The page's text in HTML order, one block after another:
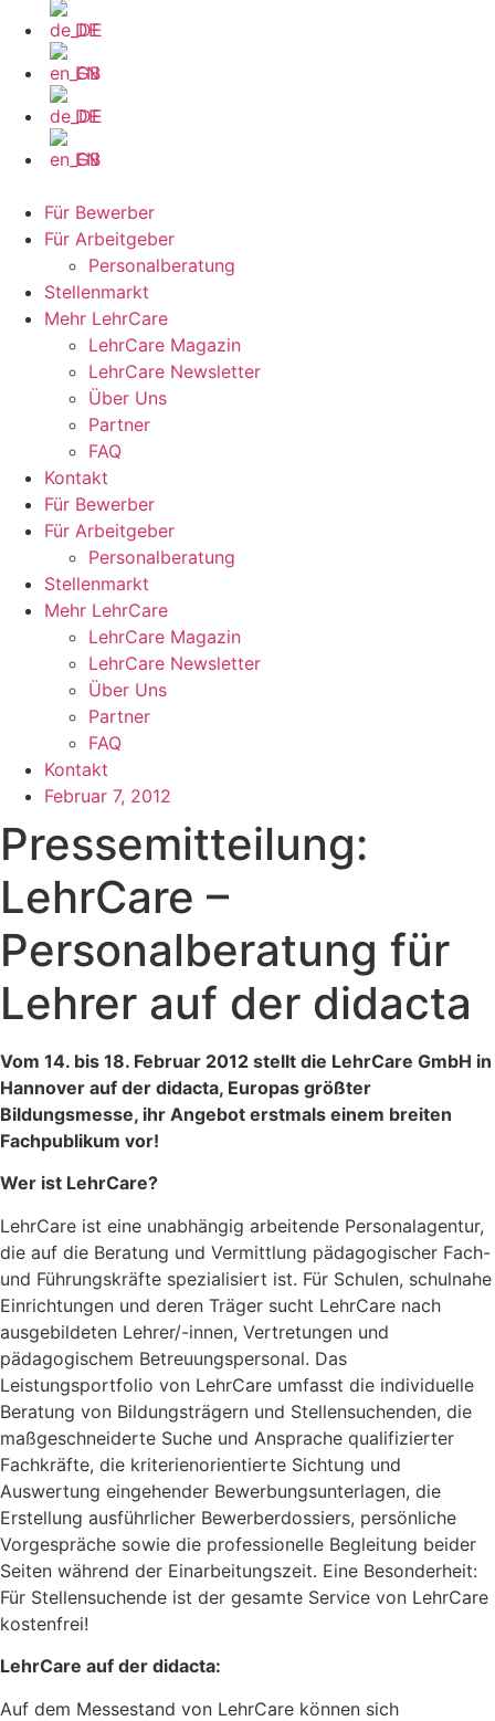
Inhalt
wechseln
DE
EN
DE
EN
Für Bewerber
Für Arbeitgeber
Personalberatung
Stellenmarkt
Mehr LehrCare
LehrCare Magazin
LehrCare Newsletter
Über Uns
Partner
FAQ
Kontakt
Für Bewerber
Für Arbeitgeber
Personalberatung
Stellenmarkt
Mehr LehrCare
LehrCare Magazin
LehrCare Newsletter
Über Uns
Partner
FAQ
Kontakt
Februar 7, 2012
Pressemitteilung:
LehrCare –
Personalberatung für
Lehrer auf der didacta
Vom 14. bis 18. Februar 2012 stellt die LehrCare GmbH in
Hannover auf der didacta, Europas größter
Bildungsmesse, ihr Angebot erstmals einem breiten
Fachpublikum vor!
Wer ist LehrCare?
LehrCare ist eine unabhängig arbeitende Personalagentur,
die auf die Beratung und Vermittlung pädagogischer Fach-
und Führungskräfte spezialisiert ist. Für Schulen, schulnahe
Einrichtungen und deren Träger sucht LehrCare nach
ausgebildeten Lehrer/-innen, Vertretungen und
pädagogischem Betreuungspersonal. Das
Leistungsportfolio von LehrCare umfasst die individuelle
Beratung von Bildungsträgern und Stellensuchenden, die
maßgeschneiderte Suche und Ansprache qualifizierter
Fachkräfte, die kriterienorientierte Sichtung und
Auswertung eingehender Bewerbungsunterlagen, die
Erstellung ausführlicher Bewerberdossiers, persönliche
Vorgespräche sowie die professionelle Begleitung beider
Seiten während der Einarbeitungszeit. Eine Besonderheit:
Für Stellensuchende ist der gesamte Service von LehrCare
kostenfrei!
LehrCare auf der didacta:
Auf dem Messestand von LehrCare können sich